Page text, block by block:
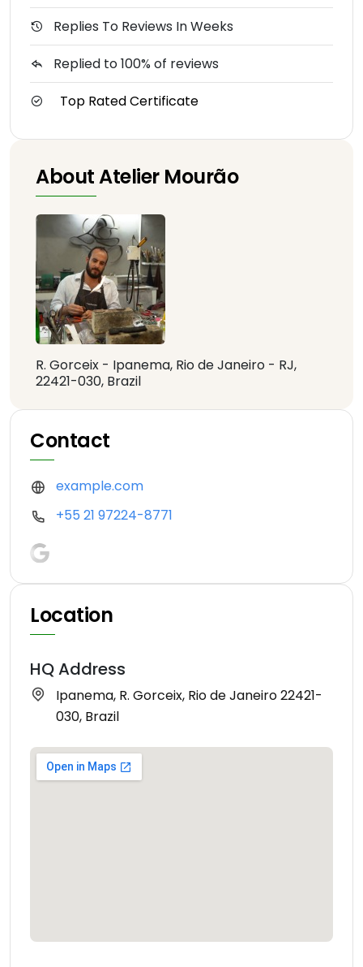
Replies To Reviews In Weeks
Replied to 100% of reviews
Top Rated Certificate
About Atelier Mourão
R. Gorceix - Ipanema, Rio de Janeiro - RJ,
22421-030, Brazil
Contact
example.com
+55 21 97224-8771
Location
HQ Address
Ipanema, R. Gorceix, Rio de Janeiro 22421-
030, Brazil